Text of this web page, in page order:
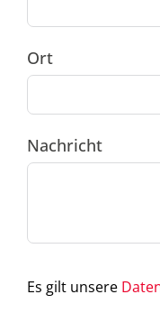
Ort
Nachricht
Es gilt unsere